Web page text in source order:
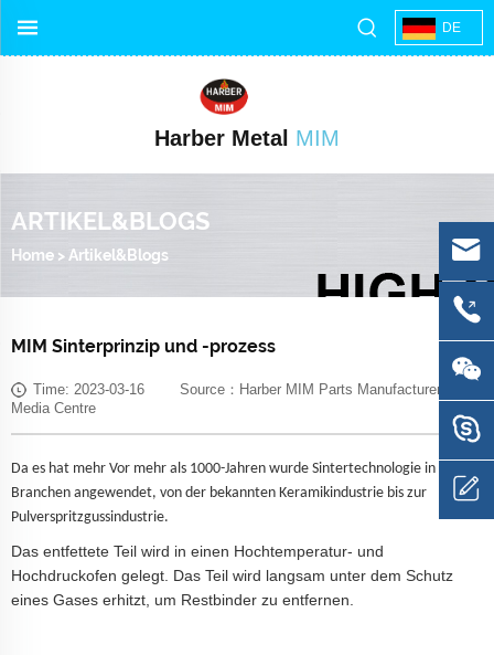
DE
Harber Metal MIM
ARTIKEL&BLOGS
Home > Artikel&Blogs
MIM Sinterprinzip und -prozess
Time: 2023-03-16 Source：Harber MIM Parts Manufacturer
Media Centre
Da es hat mehr Vor mehr als 1000-Jahren wurde Sintertechnologie in vielen
Branchen angewendet, von der bekannten Keramikindustrie bis zur
Pulverspritzgussindustrie.
Das entfettete Teil wird in einen Hochtemperatur- und
Hochdruckofen gelegt. Das Teil wird langsam unter dem Schutz
eines Gases erhitzt, um Restbinder zu entfernen.